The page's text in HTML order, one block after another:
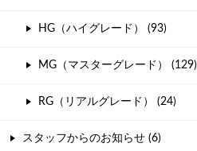
HG（ハイグレード） (93)
MG（マスターグレード） (129)
RG（リアルグレード） (24)
スタッフからのお知らせ (6)